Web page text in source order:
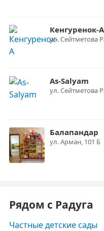
Кенгуренок-А
​ул. Сейтметова
As-Salyam
ул. ​Сейтметова
Балапандар
ул. Арман, 101 Б
Рядом с Радуга
Частные детские сады